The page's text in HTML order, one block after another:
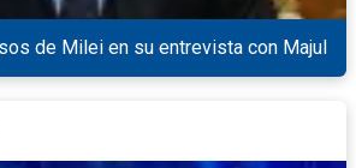
de Milei en su entrevista con Majul